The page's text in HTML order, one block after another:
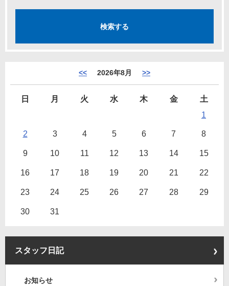
<< 2026年8月 >>
日 月 火 水 木 金
土
1
2 3 4 5 6 7 8
9 10 11 12 13 14 15
16 17 18 19 20 21 22
23 24 25 26 27 28 29
30 31
スタッフ日記
お知らせ